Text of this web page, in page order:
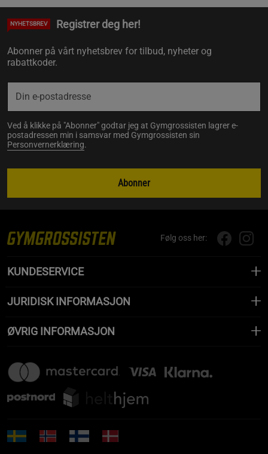
NYHETSBREV Registrer deg her!
Abonner på vårt nyhetsbrev for tilbud, nyheter og
rabattkoder.
Ved å klikke på "Abonner" godtar jeg at Gymgrossisten lagrer e-
postadressen min i samsvar med Gymgrossisten sin
Personvernerklæring.
Abonner
Følg oss her:
KUNDESERVICE
JURIDISK INFORMASJON
ØVRIG INFORMASJON